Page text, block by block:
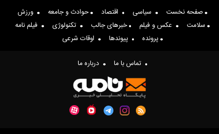
صفحه نخست سیاسی اقتصاد حوادث و جامعه
ورزش
سلامت
عکس و فیلم خبرهای جالب تکنولوژی
فیلم نامه
پرونده
پیوندها اوقات شرعی
تماس با ما درباره ما